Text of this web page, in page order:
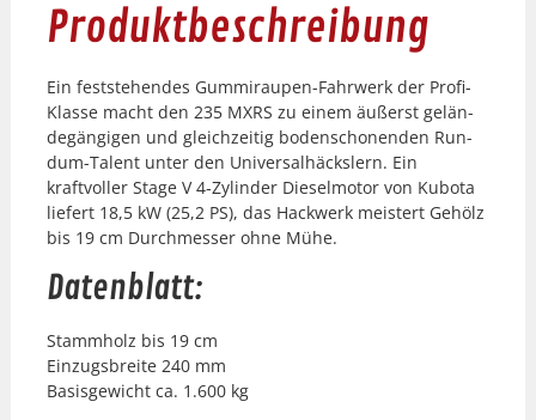
Produktbeschreibung
Ein fest­ste­hen­des Gum­mi­rau­pen-Fahrw­erk der Profi-
Klasse macht den 235 MXRS zu einem äußerst gelän­
degängi­gen und gle­ichzeit­ig boden­scho­nen­den Run­
dum-Tal­ent unter den Uni­ver­sal­häck­slern. Ein
kraftvoller Stage V 4‑Zylinder Diesel­mo­tor von Kub­o­ta
liefert 18,5 kW (25,2 PS), das Hack­w­erk meis­tert Gehölz
bis 19 cm Durchmess­er ohne Mühe.
Datenblatt:
Stammholz bis 19 cm
Einzugs­bre­ite 240 mm
Basis­gewicht ca. 1.600 kg